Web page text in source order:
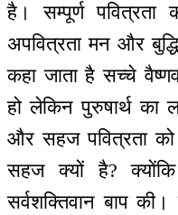
है। सम्पूर्ण पवित्रता
अपवित्रता मन और
कहा जाता है सच्चे
हो लेकिन पुरुषार्थ का
और सहज पवित्रता को
सहज क्यों है?
सर्वशक्तिवान बाप